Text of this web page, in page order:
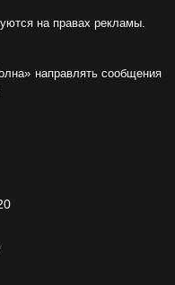
на правах рекламы.
направлять сообщения